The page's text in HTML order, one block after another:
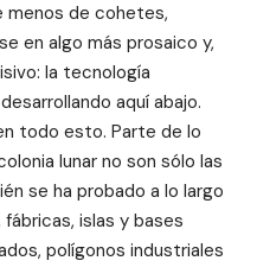
menos de cohetes,
en algo más prosaico y,
la tecnología
aquí abajo.
todo esto. Parte de lo
lunar no son sólo las
se ha probado a lo largo
islas y bases
polígonos industriales